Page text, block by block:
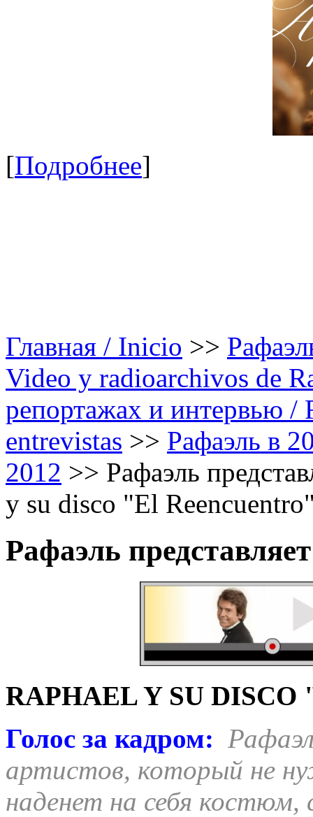
[Подробнее]
Главная / Inicio >>
Video y radioarchivos de
репортажах и интервью /
entrevistas >> Рафаэль в
2012 >> Рафаэль
y su disco "El
Рафаэль
RAPHAEL Y SU
Голос за кадром:
артистов, который не
наденет на себя